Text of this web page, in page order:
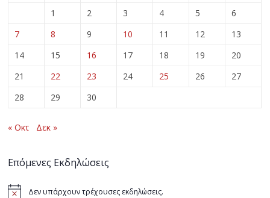
1 2 3 4 5
6
7
8 9 10 11 12
13
14
15 16 17 18 19
20
21
22 23 24 25 26
27
28
29 30
« Οκτ Δεκ »
Επόμενες Εκδηλώσεις
Δεν υπάρχουν τρέχουσες εκδηλώσεις.